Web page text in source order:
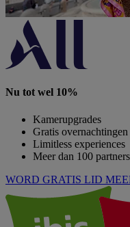
Nu tot wel 10%
Kamerupgrades
Gratis overnachtingen
Limitless experiences
Meer dan 100 partners
WORD GRATIS LID